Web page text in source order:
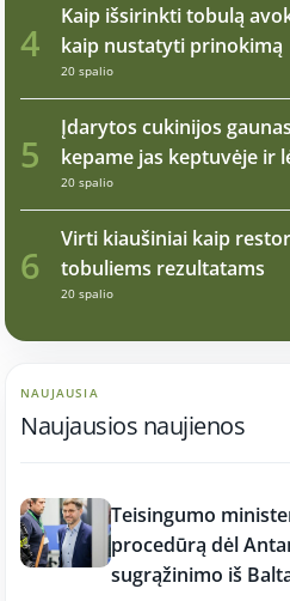
4
Kaip išsirinkti tobulą
kaip nustatyti prinokimą
20 spalio
5
Įdarytos cukinijos
kepame jas keptuvėje ir
20 spalio
6
Virti kiaušiniai kaip
tobuliems rezultatams
20 spalio
NAUJAUSIA
Naujausios naujienos
Teisingumo
procedūrą dėl
sugrąžinimo iš